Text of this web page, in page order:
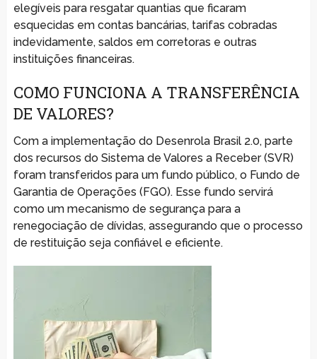
elegíveis para resgatar quantias que ficaram
esquecidas em contas bancárias, tarifas cobradas
indevidamente, saldos em corretoras e outras
instituições financeiras.
COMO FUNCIONA A TRANSFERÊNCIA
DE VALORES?
Com a implementação do Desenrola Brasil 2.0, parte
dos recursos do Sistema de Valores a Receber (SVR)
foram transferidos para um fundo público, o Fundo de
Garantia de Operações (FGO). Esse fundo servirá
como um mecanismo de segurança para a
renegociação de dívidas, assegurando que o processo
de restituição seja confiável e eficiente.